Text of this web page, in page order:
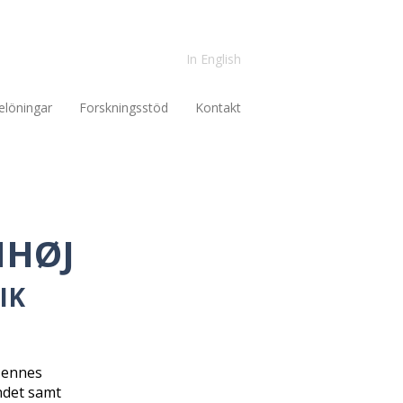
In English
Forskningsstöd Kontakt
samt